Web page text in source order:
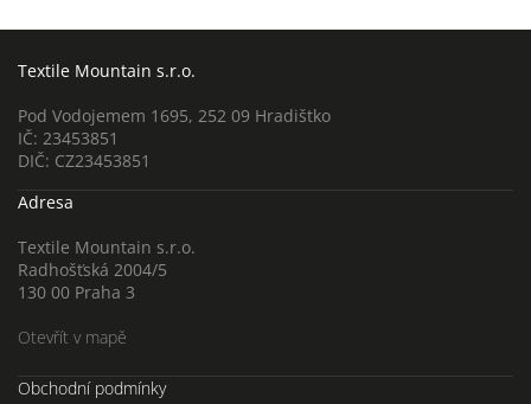
Textile Mountain s.r.o.
Pod Vodojemem 1695, 252 09 Hradištko
IČ: 23453851
DIČ: CZ23453851
Adresa
Textile Mountain s.r.o.
Radhošťská 2004/5
130 00 Praha 3
Otevřít v mapě
Obchodní podmínky